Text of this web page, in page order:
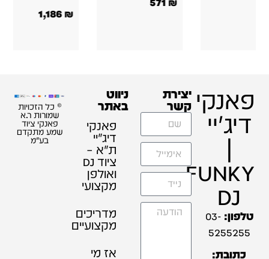
₪
747
פאנקי
דיג'יי
|
FUNKY
DJ
טלפון: 03-
5255255
כתובת:
יצירת
קשר
ניווט
באתר
פאנקי
דיג׳יי
ת"א –
ציוד DJ
ואולפן
מקצועי
מדריכים
מקצועיים
אז מי
© כל הזכויות
שמורות ר.א
פאנקי ציוד
שמע מתקדם
בע"מ